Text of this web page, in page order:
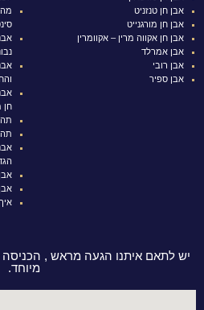
אבן חן טנזניט
אבן חן מורגנייט
אבן חן אקווה מרין – אקוומרין
אבן אמרלד
אבן רובי
אבן ספיר
מה
חן
יש לתאם איתנו הגעה מראש , הכניסה
מיוחד.